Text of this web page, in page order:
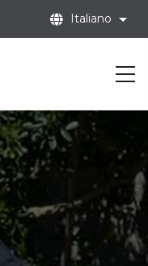
Italiano List